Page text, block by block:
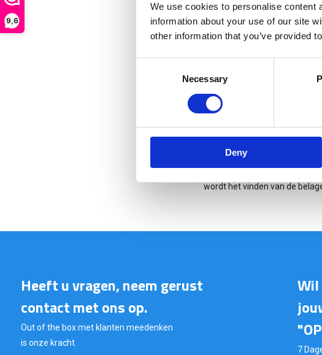
We use cookies to personalise content
information about your use of our site
other information that you’ve provided
Necessary
Deny
9,6
Kent u dat gevoel, dat
Het gevoel dat u zich niet
zelfverdediging, een
Bijvoorbeeld als je
Ben je dus op zoek naar een
tegenstelling tot traangas en
het volkomen legaal is en dat
Als u de X-Marker© gebruikt
schuimlaag (zie foto). De
wordt het vinden van de
Heeft u vragen, neem gerust
contact met ons op.
Out of the box met klanten meedenken
is onze kracht.
Wil
7